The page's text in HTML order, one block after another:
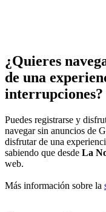
¿Quieres
de una
interrupciones?
Puedes registrarse y
navegar sin anuncios de
disfrutar de una
sabiendo que desde La
web.
Más información sobre la